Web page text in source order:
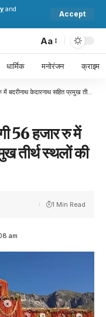
and
Accept
Aa
धार्मिक मनोरंजन क्राइम
केदारनाथ सहित प्रमुख तीर्थ स्थलों की यात्रा
56 हजार रु में
तीर्थ स्थलों की
am
1 Min Read